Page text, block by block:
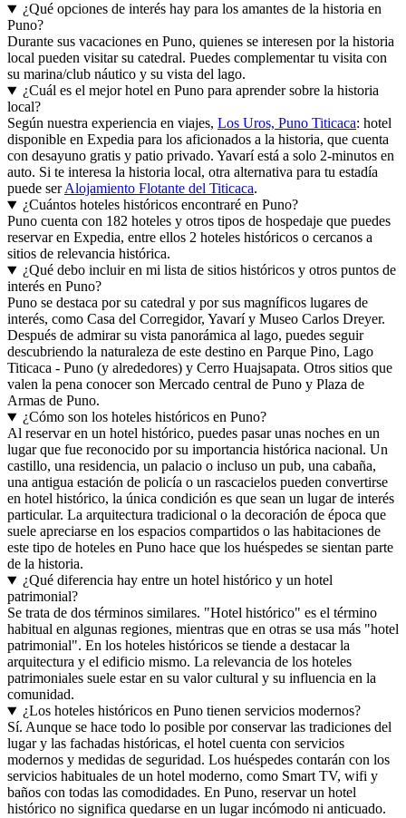
¿Qué opciones de interés hay para los amantes de la historia en
Puno?
Durante sus vacaciones en Puno, quienes se interesen por la historia
local pueden visitar su catedral. Puedes complementar tu visita con
su marina/club náutico y su vista del lago.
¿Cuál es el mejor hotel en Puno para aprender sobre la historia
local?
Según nuestra experiencia en viajes, Los Uros, Puno Titicaca: hotel
disponible en Expedia para los aficionados a la historia, que cuenta
con desayuno gratis y patio privado. Yavarí está a solo 2-minutos en
auto. Si te interesa la historia local, otra alternativa para tu estadía
puede serAlojamiento Flotante del Titicaca.
¿Cuántos hoteles históricos encontraré en Puno?
Puno cuenta con 182 hoteles y otros tipos de hospedaje que puedes
reservar en Expedia, entre ellos 2 hoteles históricos o cercanos a
sitios de relevancia histórica.
¿Qué debo incluir en mi lista de sitios históricos y otros puntos de
interés en Puno?
Puno se destaca por su catedral y por sus magníficos lugares de
interés, como Casa del Corregidor, Yavarí y Museo Carlos Dreyer.
Después de admirar su vista panorámica al lago, puedes seguir
descubriendo la naturaleza de este destino en Parque Pino, Lago
Titicaca - Puno (y alrededores) y Cerro Huajsapata. Otros sitios que
valen la pena conocer son Mercado central de Puno y Plaza de
Armas de Puno.
¿Cómo son los hoteles históricos en Puno?
Al reservar en un hotel histórico, puedes pasar unas noches en un
lugar que fue reconocido por su importancia histórica nacional. Un
castillo, una residencia, un palacio o incluso un pub, una cabaña,
una antigua estación de policía o un rascacielos pueden convertirse
en hotel histórico, la única condición es que sean un lugar de interés
particular. La arquitectura tradicional o la decoración de época que
suele apreciarse en los espacios compartidos o las habitaciones de
este tipo de hoteles en Puno hace que los huéspedes se sientan parte
de la historia.
¿Qué diferencia hay entre un hotel histórico y un hotel
patrimonial?
Se trata de dos términos similares. "Hotel histórico" es el término
habitual en algunas regiones, mientras que en otras se usa más "hotel
patrimonial". En los hoteles históricos se tiende a destacar la
arquitectura y el edificio mismo. La relevancia de los hoteles
patrimoniales suele estar en su valor cultural y su influencia en la
comunidad.
¿Los hoteles históricos en Puno tienen servicios modernos?
Sí. Aunque se hace todo lo posible por conservar las tradiciones del
lugar y las fachadas históricas, el hotel cuenta con servicios
modernos y medidas de seguridad. Los huéspedes contarán con los
servicios habituales de un hotel moderno, como Smart TV, wifi y
baños con todas las comodidades. En Puno, reservar un hotel
histórico no significa quedarse en un lugar incómodo ni anticuado.